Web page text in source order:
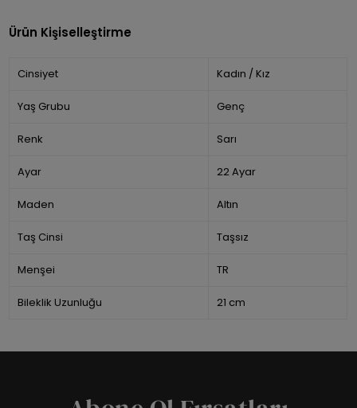
Ürün Kişiselleştirme
Cinsiyet Kadın / Kız
Yaş Grubu Genç
Renk Sarı
Ayar 22 Ayar
Maden Altın
Taş Cinsi Taşsız
Menşei TR
Bileklik Uzunluğu 21 cm